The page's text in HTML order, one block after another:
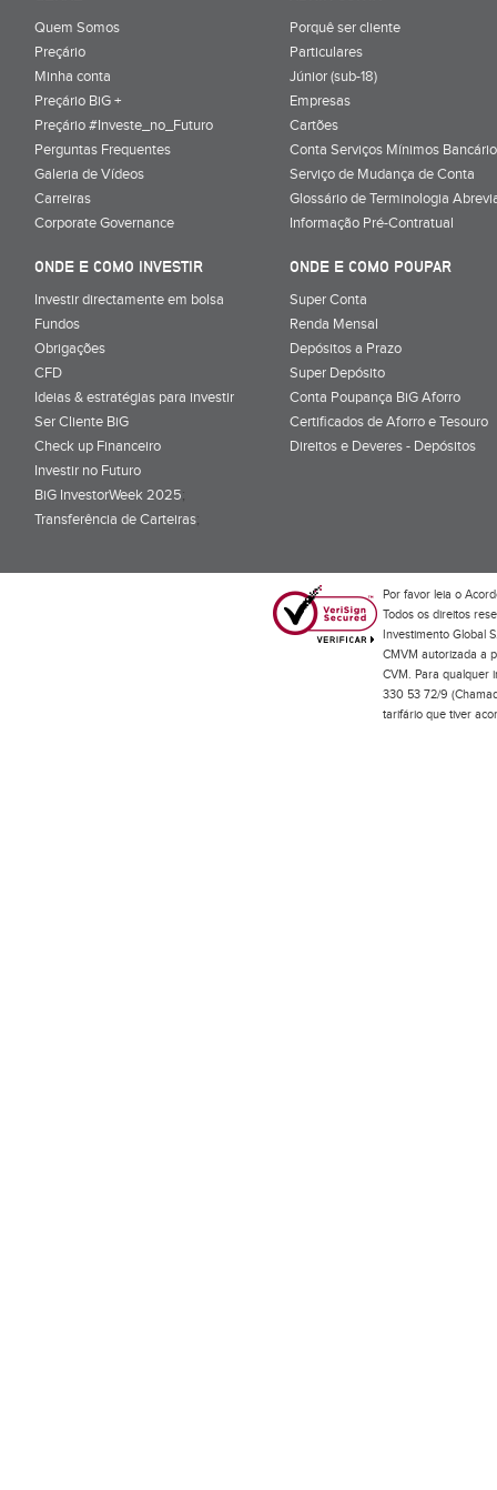
Quem Somos
Preçário
Minha conta
Preçário BiG +
Preçário #Investe_no_Futuro
Perguntas Frequentes
Galeria de Vídeos
Carreiras
Corporate Governance
Porquê ser cliente
Particulares
Júnior (sub-18)
Empresas
Cartões
Conta Serviços Mínimos
Serviço de Mudança de Conta
Glossário de Terminologia
Informação Pré-Contratual
ONDE E COMO INVESTIR
Investir directamente em bolsa
Fundos
Obrigações
CFD
Ideias & estratégias para investir
Ser Cliente BiG
Check up Financeiro
Investir no Futuro
BiG InvestorWeek 2025;
Transferência de Carteiras;
ONDE E COMO POUPAR
Super Conta
Renda Mensal
Depósitos a Prazo
Super Depósito
Conta Poupança BiG Aforro
Certificados de Aforro e Tesouro
Direitos e Deveres - Depósitos
Por favor leia o
Todos os direitos
Investimento Global
CMVM autorizada a
CVM. Para qualquer
330 53 72/9
tarifário que tiver